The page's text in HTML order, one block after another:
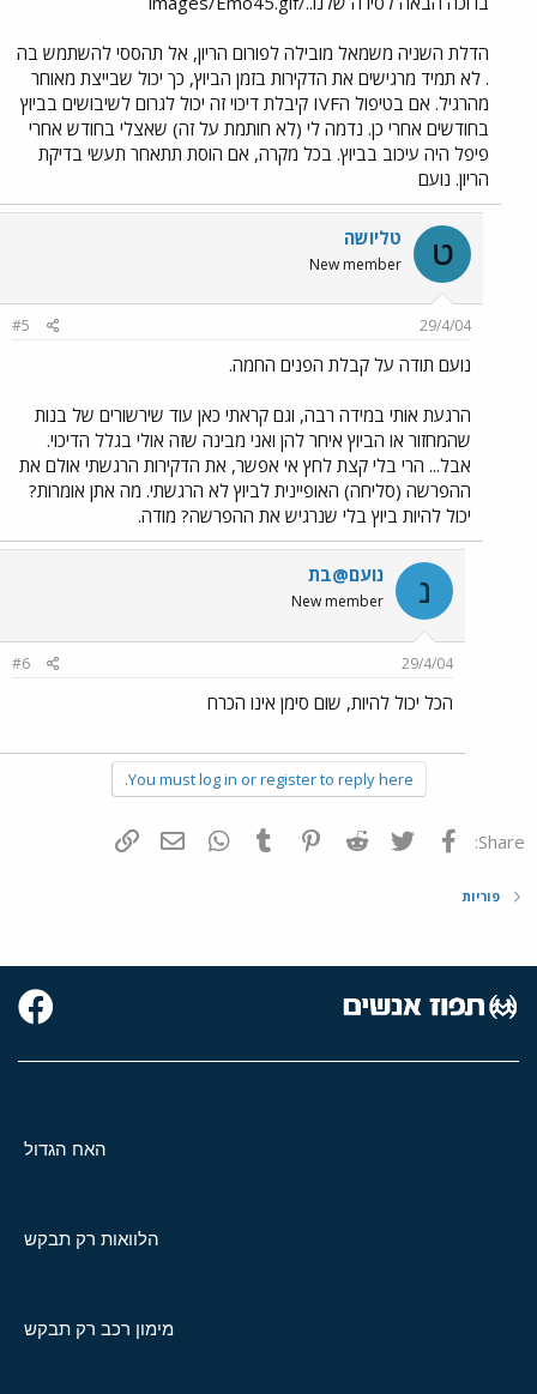
הדלת השניה משמאל מובילה לפורום הריון, אל תהססי להשתמש בה
. לא תמיד מרגישים את הדקירות בזמן הביוץ, כך יכול שבייצת מאוחר
מהרגיל. אם בטיפול הIVF קיבלת דיכוי זה יכול לגרום לשיבושים בביוץ
בחודשים אחרי כן. נדמה לי (לא חותמת על זה) שאצלי בחודש אחרי
פיפל היה עיכוב בביוץ. בכל מקרה, אם הוסת תתאחר תעשי בדיקת
הריון. נועם
ט טליושה
New member
29/4/04
#5
נועם תודה על קבלת הפנים החמה.
הרגעת אותי במידה רבה, וגם קראתי כאן עוד שירשורים של בנות
שהמחזור או הביוץ איחר להן ואני מבינה שזה אולי בגלל הדיכוי.
אבל... הרי בלי קצת לחץ אי אפשר, את הדקירות הרגשתי אולם את
ההפרשה (סליחה) האופיינית לביוץ לא הרגשתי. מה אתן אומרות?
יכול להיות ביוץ בלי שנרגיש את ההפרשה? מודה.
נ נועם@בת
New member
29/4/04
#6
הכל יכול להיות, שום סימן אינו הכרח
You must log in or register to reply here.
Share: פייסבוק Twitter
Reddit
Pinterest
Tumblr
WhatsAppדואר אלקטרוני
פוריות
האח הגדול
הלוואות רק תבקש
מימון רכב רק תבקש